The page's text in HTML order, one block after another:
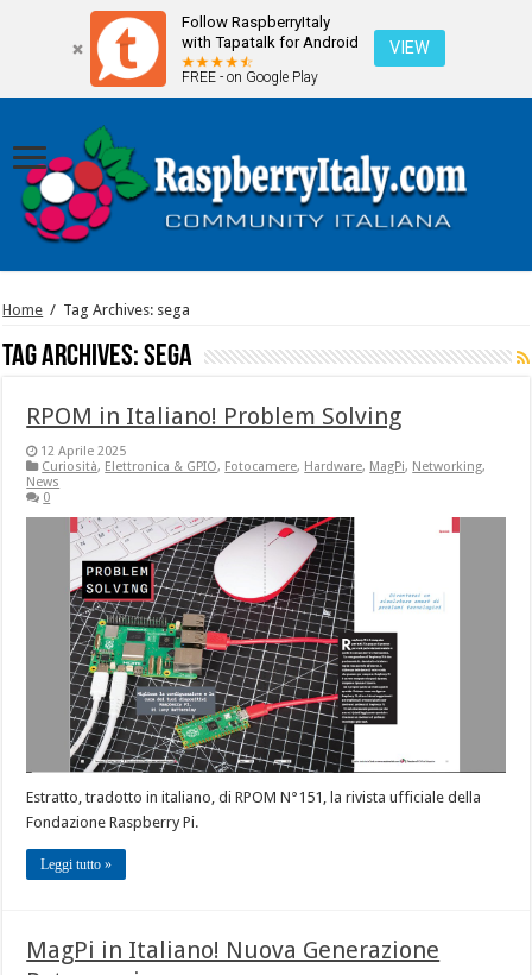
Follow RaspberryItaly
with Tapatalk for Android
FREE - on Google Play
VIEW
Home / Tag Archives: sega
Tag Archives:sega
RPOM in Italiano! Problem Solving
12 Aprile 2025
Curiosità, Elettronica & GPIO, Fotocamere, Hardware, MagPi, Networking,
News
0
Estratto, tradotto in italiano, di RPOM N°151, la rivista ufficiale della
Fondazione Raspberry Pi.
Leggi tutto »
MagPi in Italiano! Nuova Generazione